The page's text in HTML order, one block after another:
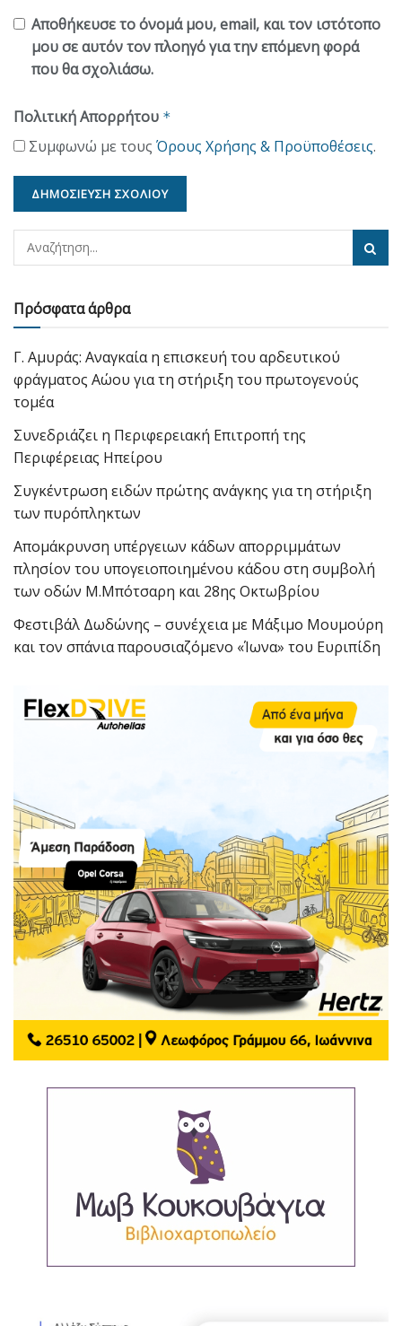
Αποθήκευσε το όνομά μου, email, και τον ιστότοπο
μου σε αυτόν τον πλοηγό για την επόμενη φορά
που θα σχολιάσω.
Πολιτική Απορρήτου *
Συμφωνώ με τους Όρους Χρήσης & Προϋποθέσεις.
Πρόσφατα άρθρα
Γ. Αμυράς: Αναγκαία η επισκευή του αρδευτικού
φράγματος Αώου για τη στήριξη του πρωτογενούς
τομέα
Συνεδριάζει η Περιφερειακή Επιτροπή της
Περιφέρειας Ηπείρου
Συγκέντρωση ειδών πρώτης ανάγκης για τη στήριξη
των πυρόπληκτων
Απομάκρυνση υπέργειων κάδων απορριμμάτων
πλησίον του υπογειοποιημένου κάδου στη συμβολή
των οδών Μ.Μπότσαρη και 28ης Οκτωβρίου
Φεστιβάλ Δωδώνης – συνέχεια με Μάξιμο Μουμούρη
και τον σπάνια παρουσιαζόμενο «Ίωνα» του Ευριπίδη